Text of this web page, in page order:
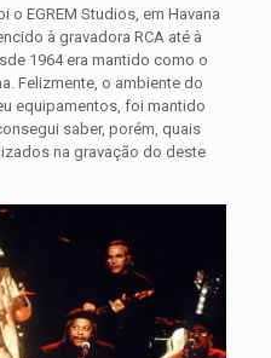
EGREM Studios, em Havana
à gravadora RCA até à
1964 era mantido como o
Felizmente, o ambiente do
equipamentos, foi mantido
saber, porém, quais
na gravação do deste